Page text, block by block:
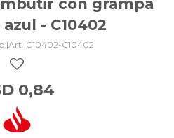
con grampa
- C10402
| C10402-C10402
0,84